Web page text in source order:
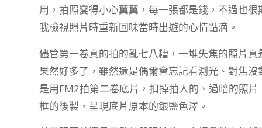
用，拍照變得小心翼翼，每一張都是錢，不過也
我檢視照片時重新回味當時出遊的心情點滴。
儘管第一卷真的拍的亂七八糟，一堆失焦的照片
果然好多了，雖然還是偶爾會忘記看測光、對焦
是用FM2拍第二卷底片，扣掉拍人的、過暗的照
框的後製，呈現底片原本的銀鹽色澤。